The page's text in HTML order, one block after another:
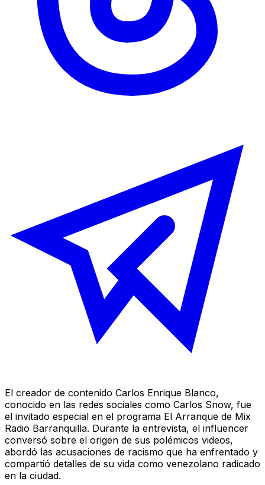
El creador de contenido Carlos Enrique Blanco,
conocido en las redes sociales como Carlos Snow, fue
el invitado especial en el programa El Arranque de Mix
Radio Barranquilla. Durante la entrevista, el influencer
conversó sobre el origen de sus polémicos videos,
abordó las acusaciones de racismo que ha enfrentado y
compartió detalles de su vida como venezolano radicado
en la ciudad.